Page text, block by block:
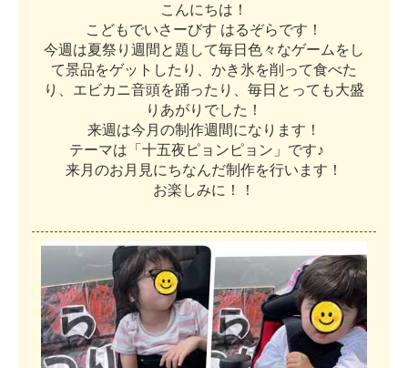
こ んにちは ！
こ どもでいさ ーびす はるぞらです ！
今週 は夏祭 り 週 間 と 題 して毎日 色々 なゲー ム を し
て景品をゲッ ト した り かき 氷を削 って食べた
り
エ ビカニ音頭を踊った り 毎日 と って も大盛
り あがり でした ！
来週 は今 月 の制 作週 間にな り ま す ！
テーマは 「 十五夜 ピ ョ ン ピ ョ ン 」 です♪
来月 のお 月 見にちなんだ制 作を行い ま す ！
お楽 しみに ！ ！